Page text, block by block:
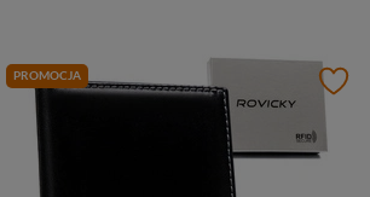
PROMOCJA